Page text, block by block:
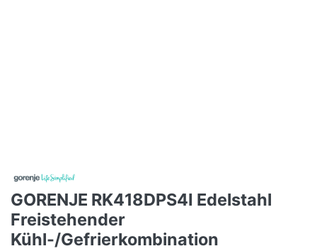
GORENJE RK418DPS4I Edelstahl
Freistehender
Kühl-/Gefrierkombination